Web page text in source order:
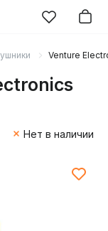
Venture
Нет в наличии